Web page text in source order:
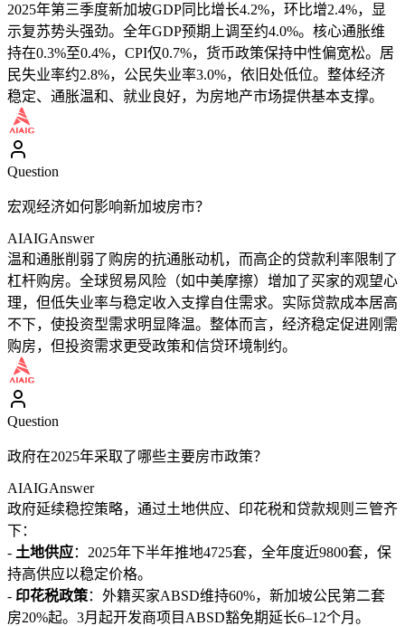
2025年第三季度新加坡GDP同比增长4.2%，环比增2.4%，显
示复苏势头强劲。全年GDP预期上调至约4.0%。核心通胀维
持在0.3%至0.4%，CPI仅0.7%，货币政策保持中性偏宽松。居
民失业率约2.8%，公民失业率3.0%，依旧处低位。整体经济
稳定、通胀温和、就业良好，为房地产市场提供基本支撑。
Question
宏观经济如何影响新加坡房市？
AIAIGAnswer
温和通胀削弱了购房的抗通胀动机，而高企的贷款利率限制了
杠杆购房。全球贸易风险（如中美摩擦）增加了买家的观望心
理，但低失业率与稳定收入支撑自住需求。实际贷款成本居高
不下，使投资型需求明显降温。整体而言，经济稳定促进刚需
购房，但投资需求更受政策和信贷环境制约。
Question
政府在2025年采取了哪些主要房市政策？
AIAIGAnswer
政府延续稳控策略，通过土地供应、印花税和贷款规则三管齐
下：
- 土地供应：2025年下半年推地4725套，全年度近9800套，保
持高供应以稳定价格。
- 印花税政策：外籍买家ABSD维持60%，新加坡公民第二套
房20%起。3月起开发商项目ABSD豁免期延长6–12个月。